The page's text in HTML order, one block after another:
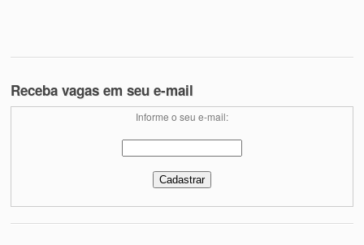
Receba vagas em seu e-mail
Informe o seu e-mail: